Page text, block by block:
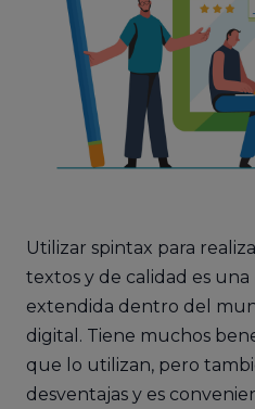
Utilizar spintax para
textos y de calidad es una
extendida dentro del
digital. Tiene muchos
que lo utilizan, pero
desventajas y es